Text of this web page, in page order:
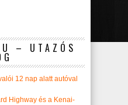
– UTAZÓS
12 nap alatt autóval
Highway és a Kenai-